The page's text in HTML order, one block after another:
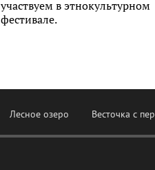
участвуем в этнокультурном
фестивале.
Лесное озеро Весточка с